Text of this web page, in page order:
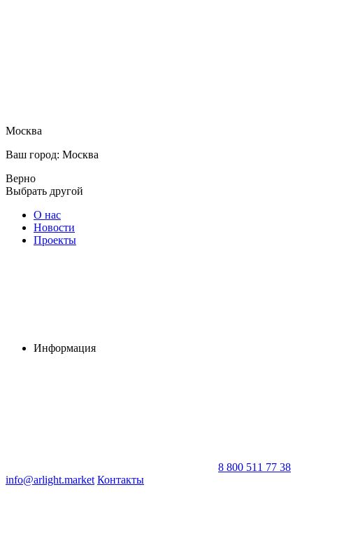
Москва
Ваш город: Москва
Верно
Выбрать другой
О нас
Новости
Проекты
Информация
8 800 511 77 38
info@arlight.market Контакты